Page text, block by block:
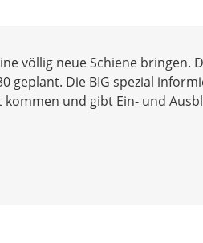
völlig neue Schiene bringen.
geplant. Die BIG spezial
und gibt Ein- und